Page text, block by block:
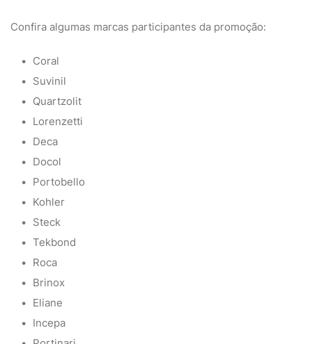
Confira algumas marcas participantes da promoção:
Coral
Suvinil
Quartzolit
Lorenzetti
Deca
Docol
Portobello
Kohler
Steck
Tekbond
Roca
Brinox
Eliane
Incepa